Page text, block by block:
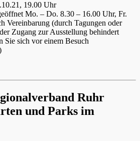
19.00 Uhr
Mo. – Do. 8.30 – 16.00 Uhr, Fr.
Vereinbarung (durch Tagungen oder
Zugang zur Ausstellung behindert
Sie sich vor einem Besuch
Ruhr
und Parks im